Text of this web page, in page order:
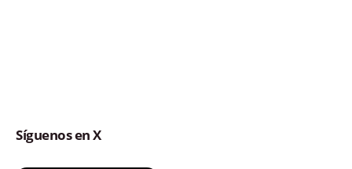
Síguenos en X